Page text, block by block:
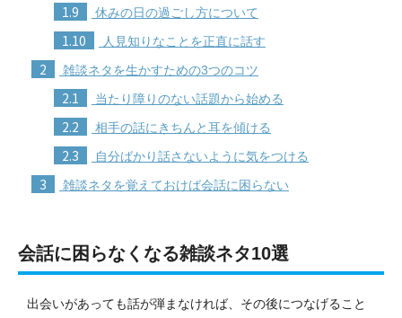
1.9 休みの日の過ごし方について
1.10 人見知りなことを正直に話す
2 雑談ネタを生かすための3つのコツ
2.1 当たり障りのない話題から始める
2.2 相手の話にきちんと耳を傾ける
2.3 自分ばかり話さないように気をつける
3 雑談ネタを覚えておけば会話に困らない
会話に困らなくなる雑談ネタ10選
出会いがあっても話が弾まなければ、その後につなげること